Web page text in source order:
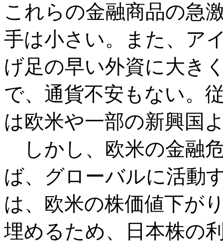
これらの金融商品の急
手は小さい。また、ア
げ足の早い外資に大き
で、通貨不安もない。
は欧米や一部の新興国
しかし、欧米の金融
ば、グローバルに活動
は、欧米の株価値下が
埋めるため、日本株の